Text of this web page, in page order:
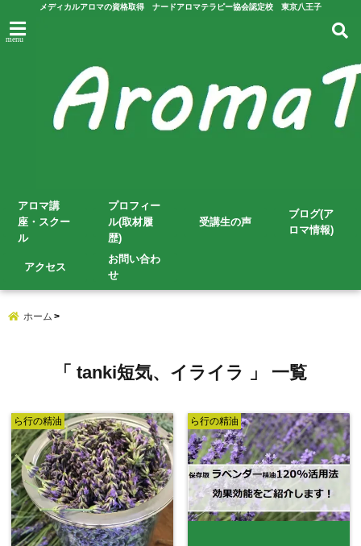
メディカルアロマの資格取得 ナードアロマテラピー協会認定校 東京八王子
menu
アロマ講
座・スクー
ル
プロフィー
ル(取材履
歴)
受講生の声
ブログ(ア
ロマ情報)
アクセス
お問い合わ
せ
ホーム
「 tanki短気、イライラ 」 一覧
ら行の精油 ら行の精油